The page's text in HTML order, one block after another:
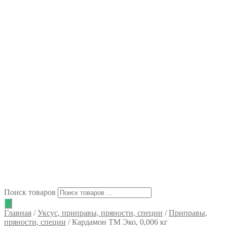
Поиск товаров
Главная /Уксус, приправы, пряности, специи /Приправы,
пряности, специи /Кардамон ТМ Эко, 0,006 кг